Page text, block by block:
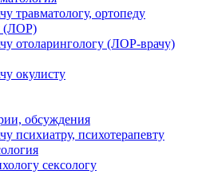
травматологу, ортопеду
(ЛОР)
отоларингологу (ЛОР-врачу)
окулисту
обсуждения
психиатру, психотерапевту
сексологу